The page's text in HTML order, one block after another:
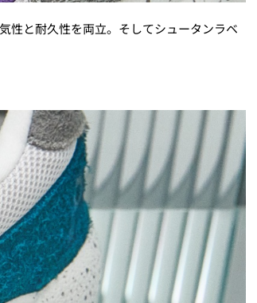
性と耐久性を両立。そしてシュータンラベ